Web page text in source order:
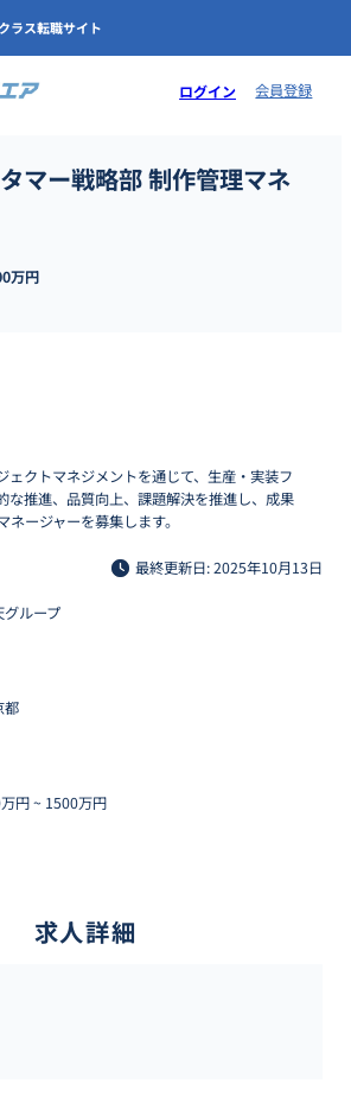
ラス転職サイト
ログイン 会員登録
タマー戦略部 制作管理マネ
万円
ェクトマネジメントを通じて、生産・実装フ
な推進、品質向上、課題解決を推進し、成果
ージャーを募集します。
最終更新日: 2025年10月13日
グループ
都
円 ~ 1500万円
求人詳細